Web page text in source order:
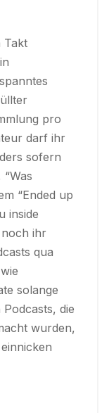
Takt
pro
darf ihr
sofern
“Ended up
inside
ihr
qua
solange
die
wurden,